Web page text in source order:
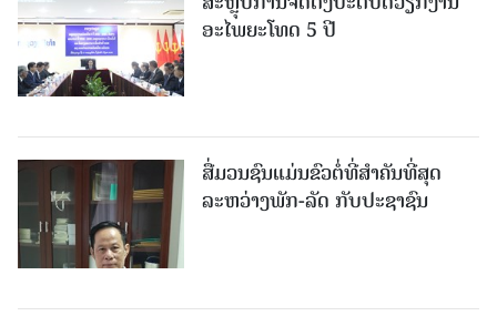
ອະໄພຍະໂທດ 5 ປີ
ສື່ມວນຊົນແມ່ນຂົວຕໍ່ທີ່ສໍາຄັນທີ່ສຸດ
ລະຫວ່າງພັກ-ລັດ ກັບປະຊາຊົນ